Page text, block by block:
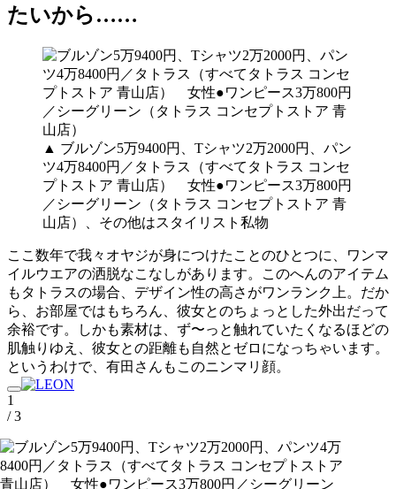
たいから……
▲ ブルゾン5万9400円、Tシャツ2万2000円、パン
ツ4万8400円／タトラス（すべてタトラス コンセ
プトストア 青山店） 女性●ワンピース3万800円
／シーグリーン（タトラス コンセプトストア 青
山店）、その他はスタイリスト私物
ここ数年で我々オヤジが身につけたことのひとつに、ワンマ
イルウエアの洒脱なこなしがあります。このへんのアイテム
もタトラスの場合、デザイン性の高さがワンランク上。だか
ら、お部屋ではもちろん、彼女とのちょっとした外出だって
余裕です。しかも素材は、ず〜っと触れていたくなるほどの
肌触りゆえ、彼女との距離も自然とゼロになっちゃいます。
というわけで、有田さんもこのニンマリ顔。
1
/ 3